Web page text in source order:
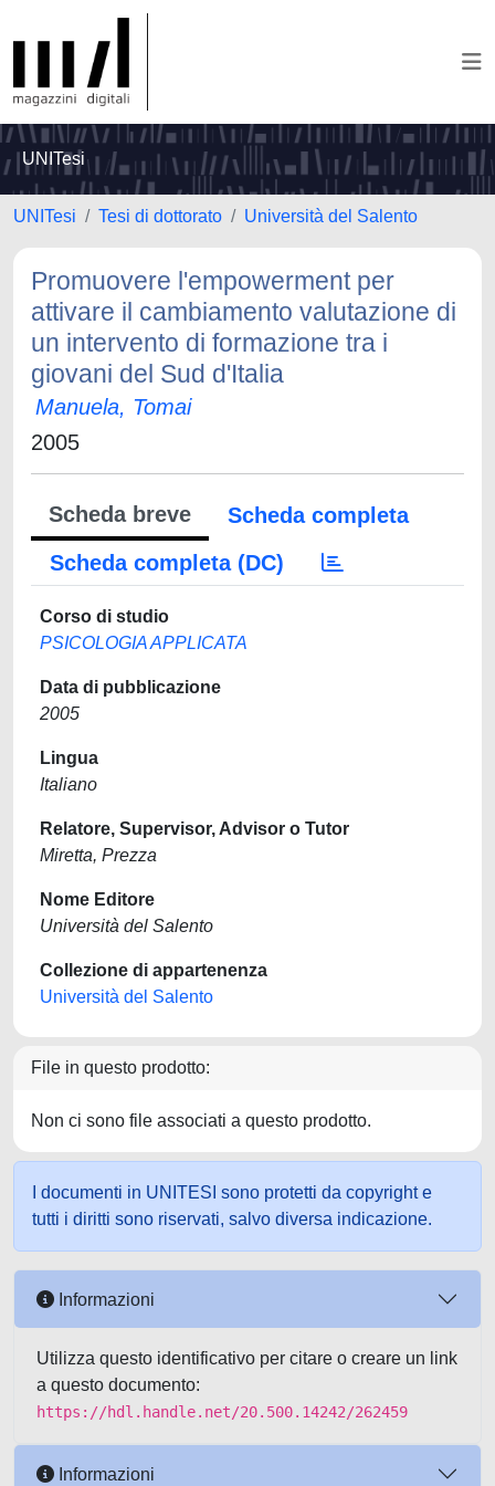
UNITesi
UNITesi Tesi di dottorato Università del Salento
Promuovere l'empowerment per
attivare il cambiamento valutazione di
un intervento di formazione tra i
giovani del Sud d'Italia
Manuela, Tomai
2005
Scheda breve
Scheda completa
Scheda completa (DC)
Corso di studio
PSICOLOGIA APPLICATA
Data di pubblicazione
2005
Lingua
Italiano
Relatore, Supervisor, Advisor o Tutor
Miretta, Prezza
Nome Editore
Università del Salento
Collezione di appartenenza
Università del Salento
File in questo prodotto:
Non ci sono file associati a questo prodotto.
I documenti in UNITESI sono protetti da copyright e
tutti i diritti sono riservati, salvo diversa indicazione.
Informazioni
Utilizza questo identificativo per citare o creare un link
a questo documento:
https://hdl.handle.net/20.500.14242/262459
Informazioni